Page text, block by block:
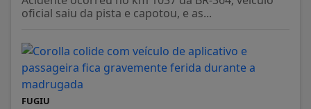
oficial saiu da pista e capotou, e as...
FUGIU